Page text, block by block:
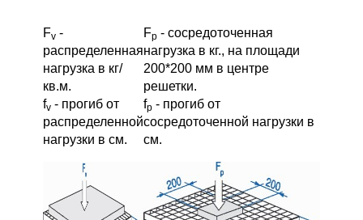
Fv -
распределенная
нагрузка в кг/
кв.м.
fv - прогиб от
распределенной
нагрузки в см.
Fp - сосредоточенная
нагрузка в кг., на площади
200*200 мм в центре
решетки.
fp - прогиб от
сосредоточенной нагрузки в
см.